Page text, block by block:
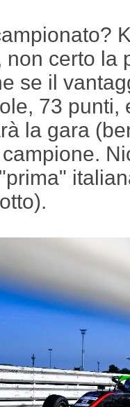
non certo la
se il
73 punti,
la gara